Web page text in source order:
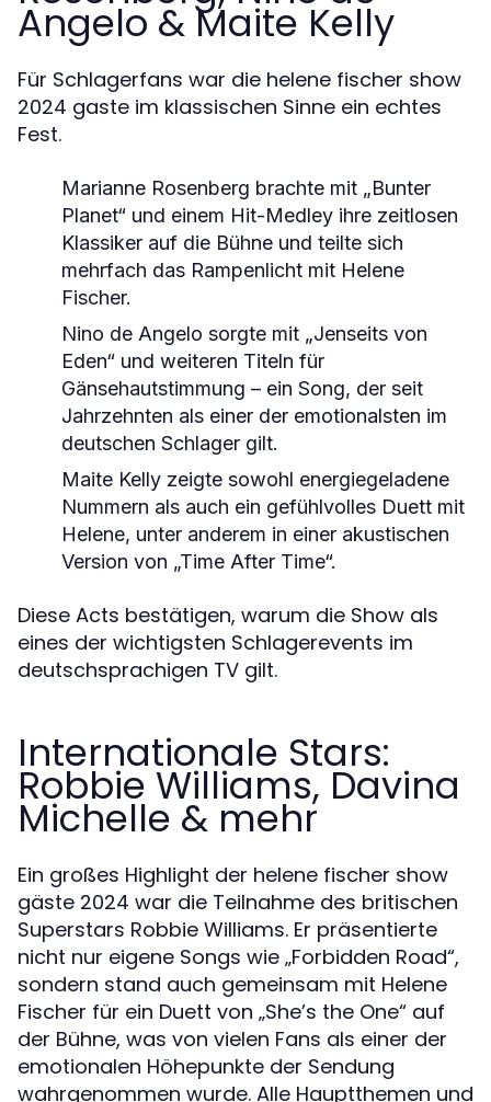
Angelo & Maite Kelly
Für Schlagerfans war die helene fischer show
2024 gaste im klassischen Sinne ein echtes
Fest.
Marianne Rosenberg brachte mit „Bunter
Planet“ und einem Hit-Medley ihre zeitlosen
Klassiker auf die Bühne und teilte sich
mehrfach das Rampenlicht mit Helene
Fischer.
Nino de Angelo sorgte mit „Jenseits von
Eden“ und weiteren Titeln für
Gänsehautstimmung – ein Song, der seit
Jahrzehnten als einer der emotionalsten im
deutschen Schlager gilt.
Maite Kelly zeigte sowohl energiegeladene
Nummern als auch ein gefühlvolles Duett mit
Helene, unter anderem in einer akustischen
Version von „Time After Time“.
Diese Acts bestätigen, warum die Show als
eines der wichtigsten Schlagerevents im
deutschsprachigen TV gilt.
Internationale Stars:
Robbie Williams, Davina
Michelle & mehr
Ein großes Highlight der helene fischer show
gäste 2024 war die Teilnahme des britischen
Superstars Robbie Williams. Er präsentierte
nicht nur eigene Songs wie „Forbidden Road“,
sondern stand auch gemeinsam mit Helene
Fischer für ein Duett von „She’s the One“ auf
der Bühne, was von vielen Fans als einer der
emotionalen Höhepunkte der Sendung
wahrgenommen wurde. Alle Hauptthemen und